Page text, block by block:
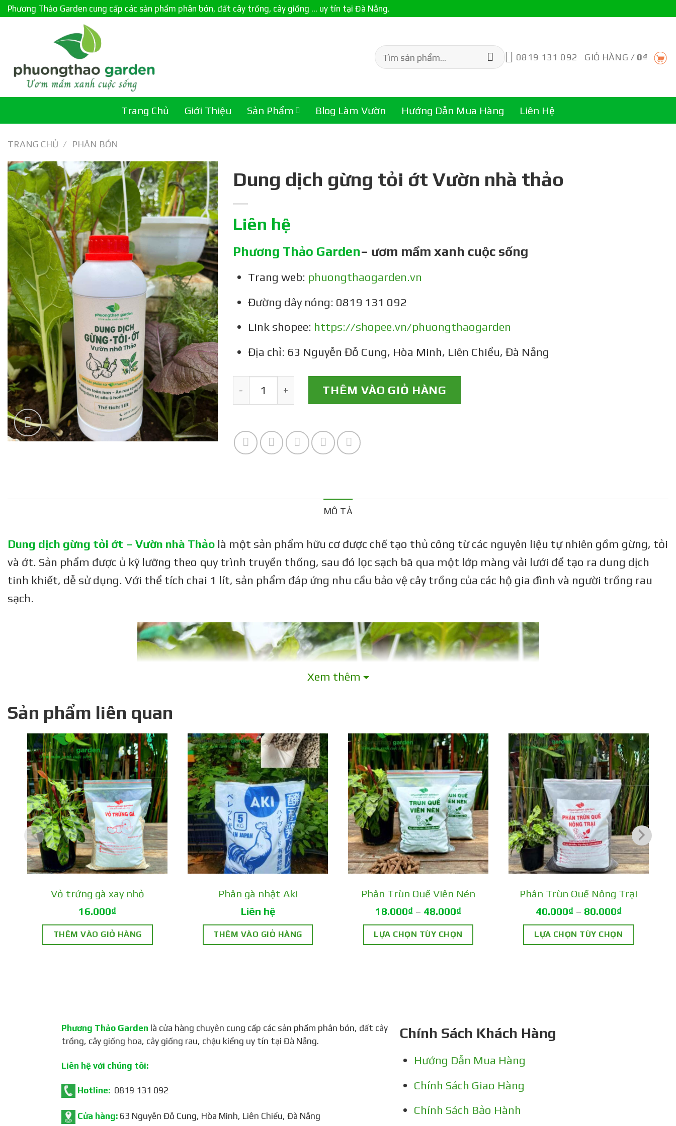
Skip
Phương Thảo Garden cung cấp các sản phẩm phân bón, đất cây trồng, cây giống ... uy tín tại Đà Nẵng.
Tìm
kiếm:
0819 131 092 GIỎ HÀNG / 0₫
Trang Chủ Giới Thiệu Sản Phẩm Blog Làm Vườn Hướng Dẫn Mua Hàng Liên Hệ
TRANG CHỦ / PHÂN BÓN
Dung dịch gừng tỏi ớt Vườn nhà thảo
Liên hệ
Phương Thảo Garden– ươm mầm xanh cuộc sống
Trang web: phuongthaogarden.vn
Đường dây nóng: 0819 131 092
Link shopee: https://shopee.vn/phuongthaogarden
Địa chỉ: 63 Nguyễn Đỗ Cung, Hòa Minh, Liên Chiểu, Đà Nẵng
Dung dịch gừng tỏi ớt Vườn nhà thảo số lượng
THÊM VÀO GIỎ HÀNG
MÔ TẢ
Dung dịch gừng tỏi ớt – Vườn nhà Thảo là một sản phẩm hữu cơ được chế tạo thủ công từ các nguyên liệu tự nhiên gồm gừng, tỏi
và ớt. Sản phẩm được ủ kỹ lưỡng theo quy trình truyền thống, sau đó lọc sạch bã qua một lớp màng vải lưới để tạo ra dung dịch
tinh khiết, dễ sử dụng. Với thể tích chai 1 lít, sản phẩm đáp ứng nhu cầu bảo vệ cây trồng của các hộ gia đình và người trồng rau
sạch.
Xem thêm
Sản phẩm liên quan
Vỏ trứng gà xay nhỏ
16.000₫
THÊM VÀO GIỎ HÀNG
Phân gà nhật Aki
Liên hệ
THÊM VÀO GIỎ HÀNG
Phân Trùn Quế Viên Nén
18.000₫– 48.000₫
LỰA CHỌN TÙY CHỌN
biến
Các
tùy
có
Phân Trùn Quế Nông Trại
40.000₫– 80.000₫
LỰA CHỌN TÙY CHỌN
Phương Thảo Garden là cửa hàng chuyên cung cấp các sản phẩm phân bón, đất cây
trồng, cây giống hoa, cây giống rau, chậu kiểng uy tín tại Đà Nẵng.
Liên hệ với chúng tôi:
Hotline:0819 131 092
Cửa hàng:63 Nguyễn Đỗ Cung, Hòa Minh, Liên Chiểu, Đà Nẵng
Chính Sách Khách Hàng
Hướng Dẫn Mua Hàng
Chính Sách Giao Hàng
Chính Sách Bảo Hành